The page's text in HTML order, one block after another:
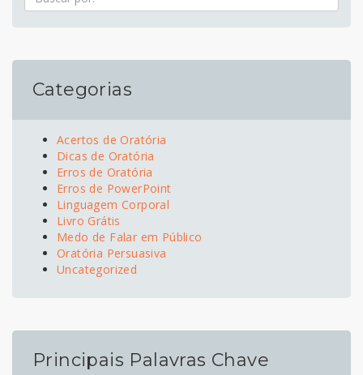
Categorias
Acertos de Oratória
Dicas de Oratória
Erros de Oratória
Erros de PowerPoint
Linguagem Corporal
Livro Grátis
Medo de Falar em Público
Oratória Persuasiva
Uncategorized
Principais Palavras Chave